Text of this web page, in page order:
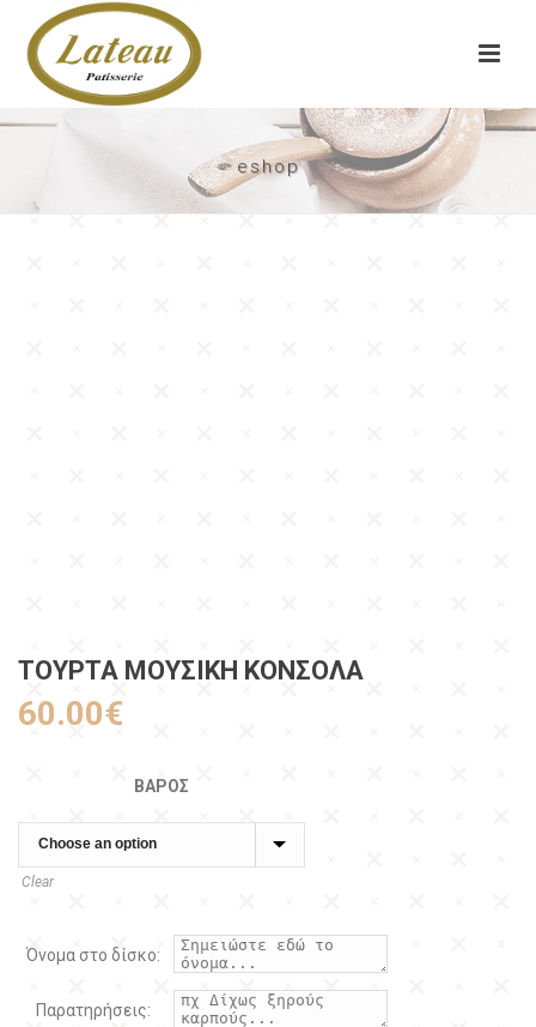
eshop
ΤΟΥΡΤΑ ΜΟΥΣΙΚΗ ΚΟΝΣΟΛΑ
60.00€
ΒΆΡΟΣ
Clear
Όνομα στο δίσκο:
Παρατηρήσεις: